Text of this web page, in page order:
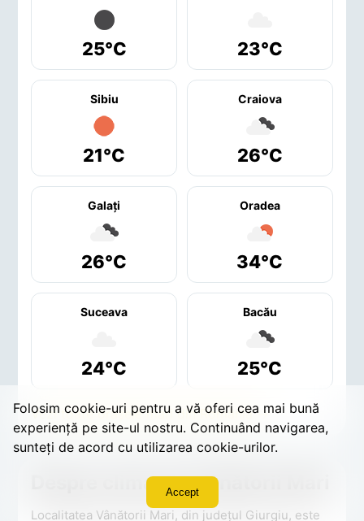
25°C 23°C
Sibiu
21°C
Craiova
26°C
Galaţi
26°C
Oradea
34°C
Suceava
24°C
Bacău
25°C
Vezi toate orașele mari din România →
Despre clima din Vânătorii Mari
Localitatea Vânătorii Mari, din județul Giurgiu, este
Folosim cookie-uri pentru a vă oferi cea mai bună
experiență pe site-ul nostru. Continuând navigarea,
sunteți de acord cu utilizarea cookie-urilor.
Accept